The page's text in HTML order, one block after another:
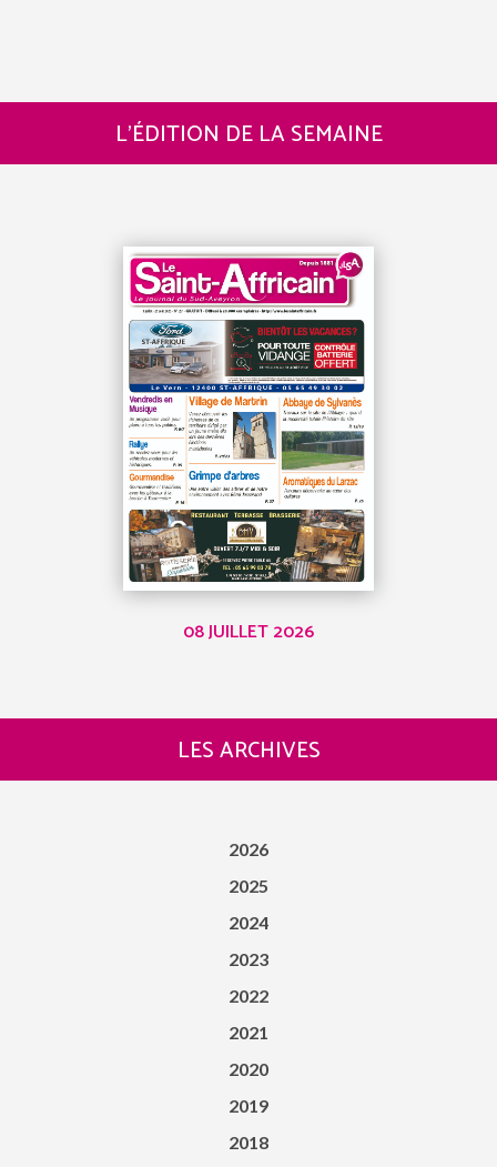
L’ÉDITION DE LA SEMAINE
08 JUILLET 2026
LES ARCHIVES
2026
2025
2024
2023
2022
2021
2020
2019
2018